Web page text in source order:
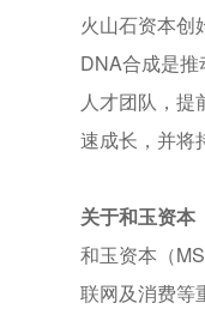
火山石资本创
DNA合成是
人才团队，
速成长，并将
关于和玉资本
和玉资本（
联网及消费等